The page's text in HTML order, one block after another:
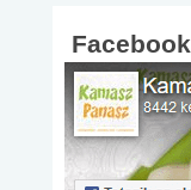
Facebook